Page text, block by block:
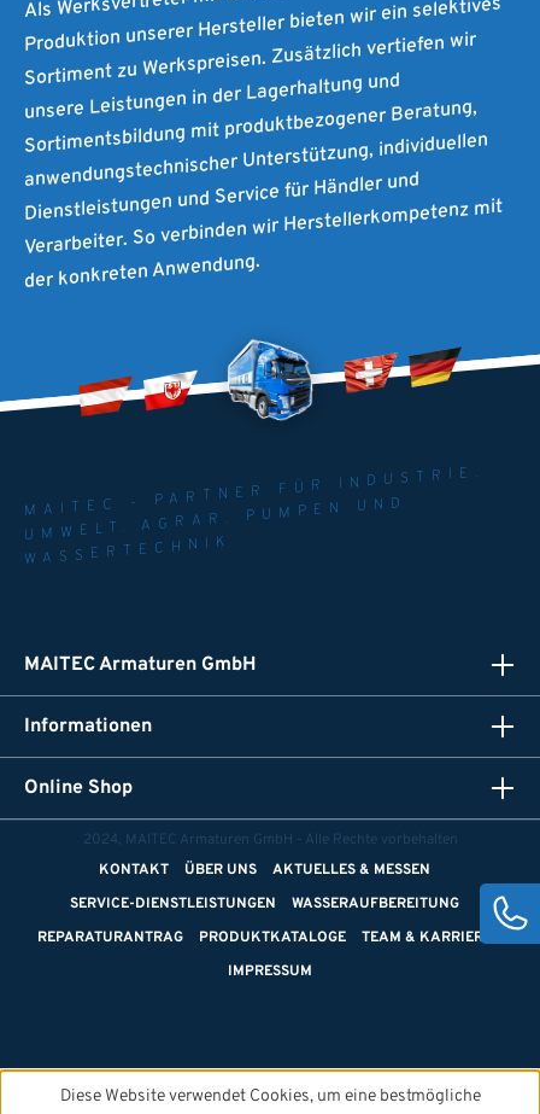
Produktion unserer Hersteller bieten wir ein selektives
Sortiment zu Werkspreisen. Zusätzlich vertiefen wir
unsere Leistungen in der Lagerhaltung und
Sortimentsbildung mit produktbezogener Beratung,
anwendungstechnischer Unterstützung, individuellen
Dienstleistungen und Service für Händler und
Verarbeiter. So verbinden wir Herstellerkompetenz mit
der konkreten Anwendung.
MAITEC - PARTNER FÜR INDUSTRIE.
UMWELT. AGRAR. PUMPEN UND
WASSERTECHNIK
MAITEC Armaturen GmbH
Informationen
Online Shop
2024, MAITEC Armaturen GmbH - Alle Rechte vorbehalten
KONTAKT
ÜBER UNS
AKTUELLES & MESSEN
SERVICE-DIENSTLEISTUNGEN
WASSERAUFBEREITUNG
REPARATURANTRAG
PRODUKTKATALOGE
TEAM & KARRIERE
IMPRESSUM
Diese Website verwendet Cookies, um eine bestmögliche